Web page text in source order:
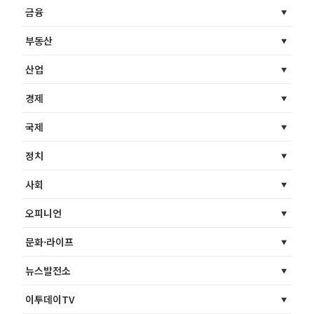
금융
부동산
산업
경제
국제
정치
사회
오피니언
문화·라이프
뉴스발전소
이투데이TV